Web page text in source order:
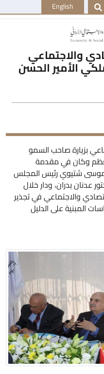
English
والاجتماعي
الأمير الحسن
بزيارة صاحب السمو
وكان في مقدمة
موسى شتيوي رئيس المجلس
عدنان بدران، ودار خلال
والاجتماعي في تجذير
المبنية على الدليل